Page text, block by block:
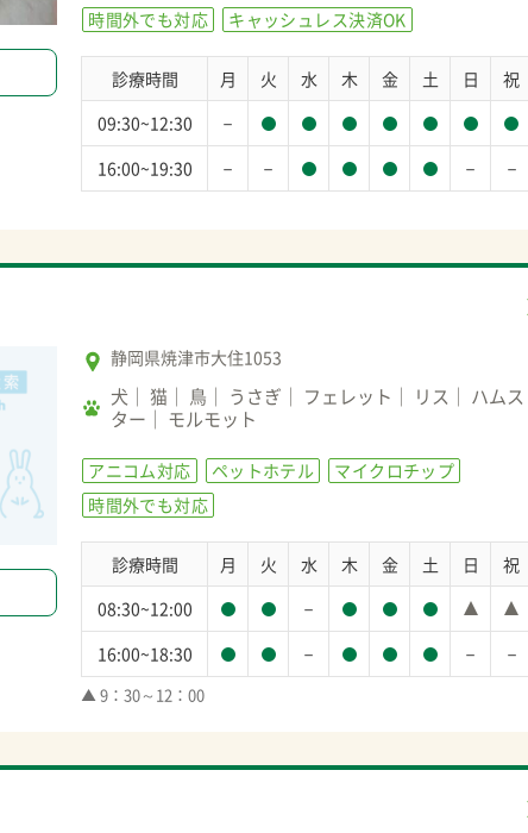
時間外でも対応
キャッシュレス決済OK
診療時間 月 火 水 木 金 土 日
祝
09:30~12:30
－
16:00~19:30 － － － －
静岡県焼津市大住1053
犬 猫 鳥 うさぎ フェレット リス
ハムス
ター
モルモット
アニコム対応 ペットホテル
マイクロチップ
時間外でも対応
診療時間 月 火 水 木 金 土 日
祝
08:30~12:00
－
16:00~18:30 － － －
▲ 9：30～12：00